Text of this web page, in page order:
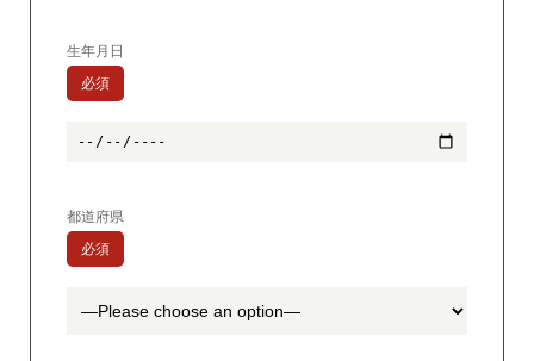
生年月日
必須
都道府県
必須